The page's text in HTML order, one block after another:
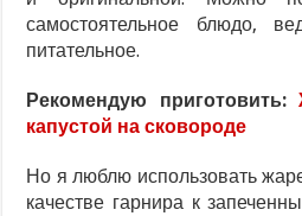
самостоятельное блюдо,
питательное.
Рекомендую приготовить:
капустой на сковороде
Но я люблю использовать
качестве гарнира к